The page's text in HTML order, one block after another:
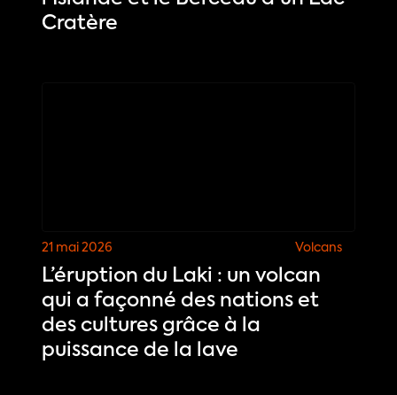
Cratère
21 mai 2026 Volcans
L’éruption du Laki : un volcan
qui a façonné des nations et
des cultures grâce à la
puissance de la lave